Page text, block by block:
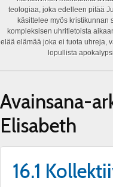
teologiaa, joka edelleen pitää
käsittelee myös kristikunnan
kompleksisen uhritietoista
elää elämää joka ei tuota uhreja,
lopullista
Avainsana-
Elisabeth
16.1